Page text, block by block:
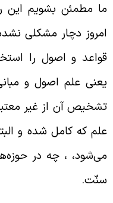
مطمئن بشویم این
دچار مشکلی نشده
و اصول را
علم اصول و
آن از غیر
که کامل شده و
، چه در